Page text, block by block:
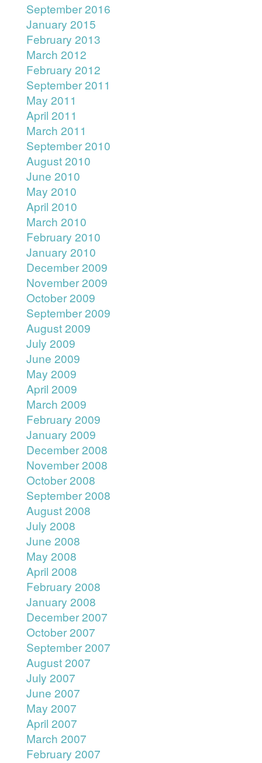
September 2016
January 2015
February 2013
March 2012
February 2012
September 2011
May 2011
April 2011
March 2011
September 2010
August 2010
June 2010
May 2010
April 2010
March 2010
February 2010
January 2010
December 2009
November 2009
October 2009
September 2009
August 2009
July 2009
June 2009
May 2009
April 2009
March 2009
February 2009
January 2009
December 2008
November 2008
October 2008
September 2008
August 2008
July 2008
June 2008
May 2008
April 2008
February 2008
January 2008
December 2007
October 2007
September 2007
August 2007
July 2007
June 2007
May 2007
April 2007
March 2007
February 2007